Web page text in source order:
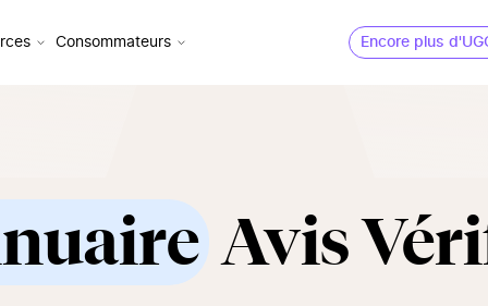
Consommateurs Encore plus
Avis